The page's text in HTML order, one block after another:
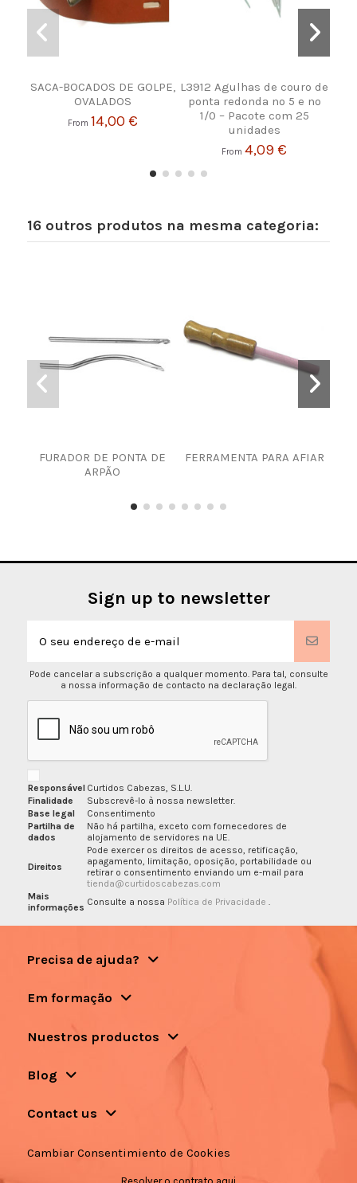
SACA-BOCADOS DE GOLPE,
OVALADOS
From 14,00 €
L3912 Agulhas de couro de
ponta redonda nº 5 e nº
1/0 – Pacote com 25
unidades
From4,09 €
16 outros produtos na mesma categoria:
FURADOR DE PONTA DE
ARPÃO
FERRAMENTA PARA AFIAR
Sign up to newsletter
Pode cancelar a subscrição a qualquer momento. Para tal, consulte
a nossa informação de contacto na declaração legal.
Responsável Curtidos Cabezas, S.L.U.
Finalidade
Subscrevê-lo à nossa newsletter.
Base legal
Consentimento
Partilha de
dados
Não há partilha, exceto com fornecedores de
alojamento de servidores na UE.
Direitos
Pode exercer os direitos de acesso, retificação,
apagamento, limitação, oposição, portabilidade ou
retirar o consentimento enviando um e-mail para
tienda@curtidoscabezas.com
Mais
informações Consulte a nossa Política de Privacidade
Precisa de ajuda?
Em formação
Nuestros productos
Blog
Contact us
Cambiar Consentimiento de Cookies